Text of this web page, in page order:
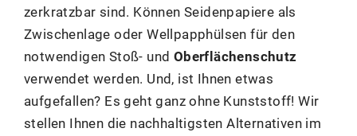
zerkratzbar sind. Können Seidenpapiere als
Zwischenlage oder Wellpapphülsen für den
notwendigen Stoß- und Oberflächenschutz
verwendet werden. Und, ist Ihnen etwas
aufgefallen? Es geht ganz ohne Kunststoff! Wir
stellen Ihnen die nachhaltigsten Alternativen im